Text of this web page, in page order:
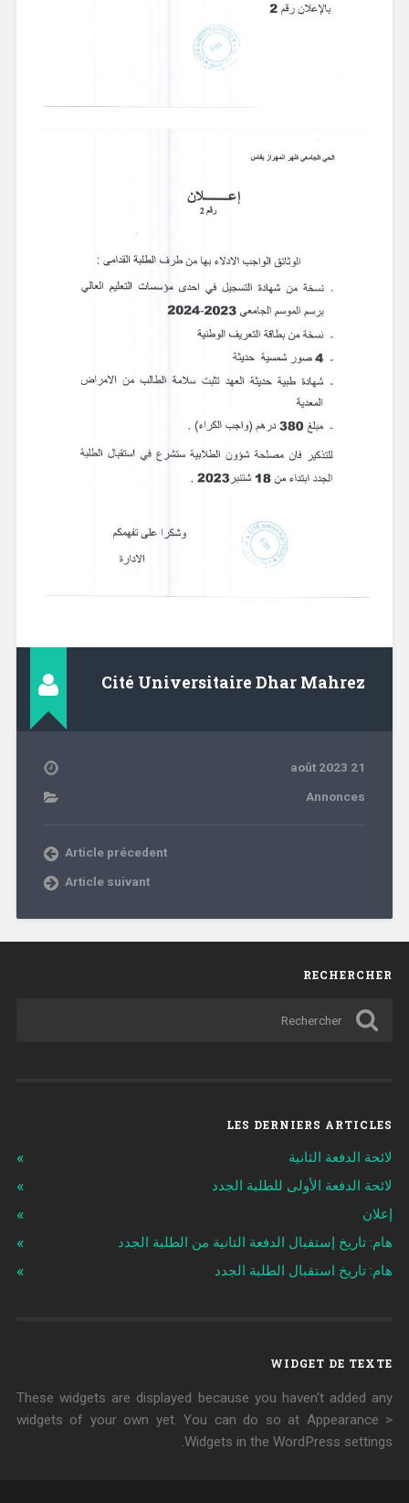
Cité Universitaire Dhar Mahrez
21 août 2023
Annonces
Article précedent
Article suivant
RECHERCHER
LES DERNIERS ARTICLES
لائحة الدفعة الثانية
لائحة الدفعة الأولى للطلبة الجدد
إعلان
هام: تاريخ إستقبال الدفعة التانية من الطلبة الجدد
هام: تاريخ استقبال الطلبة الجدد
WIDGET DE TEXTE
These widgets are displayed because you haven't added any
widgets of your own yet. You can do so at Appearance >
Widgets in the WordPress settings.